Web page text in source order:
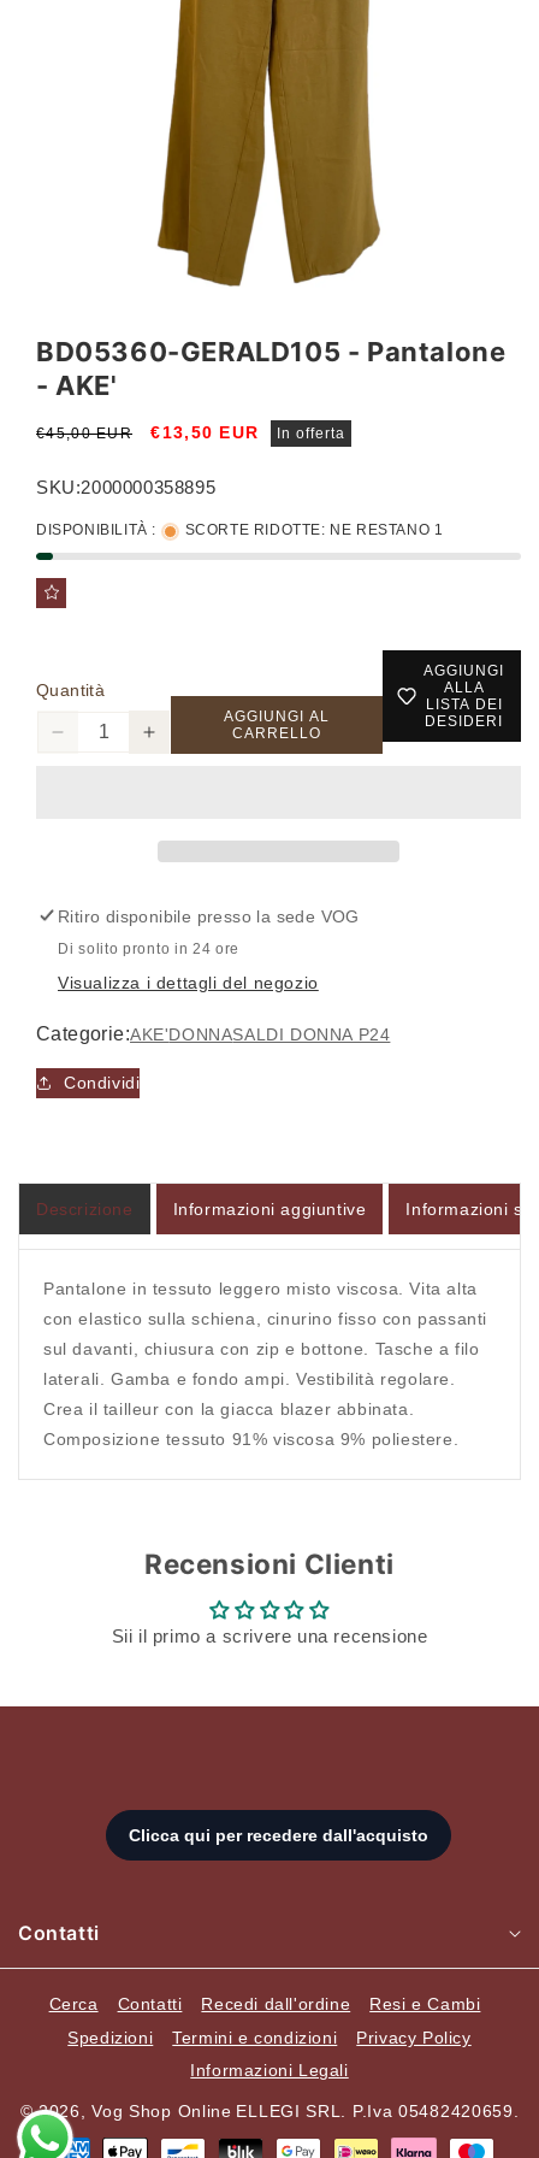
multimediali
1
finestra
BD05360-GERALD105 - Pantalone
- AKE'
Prezzo
listino
€45,00 EUR
Prezzo
€13,50 EUR In offerta
SKU:2000000358895
DISPONIBILITÀ : SCORTE RIDOTTE: NE RESTANO 1
Quantità
Diminuisci
GERALD105
-
AKE&#39;
Aumenta
GERALD105
-
AKE&#39;
AGGIUNGI AL
CARRELLO
AGGIUNGI
ALLA
LISTA DEI
DESIDERI
Ritiro disponibile presso la sede VOG
Di solito pronto in 24 ore
Visualizza i dettagli del negozio
Categorie:AKE'DONNASALDI DONNA P24
Condividi
Descrizione Informazioni aggiuntive Informazioni
Pantalone in tessuto leggero misto viscosa. Vita alta
con elastico sulla schiena, cinurino fisso con passanti
sul davanti, chiusura con zip e bottone. Tasche a filo
laterali. Gamba e fondo ampi. Vestibilità regolare.
Crea il tailleur con la giacca blazer abbinata.
Composizione tessuto 91% viscosa 9% poliestere.
Recensioni Clienti
Sii il primo a scrivere una recensione
Contatti
Cerca Contatti Recedi dall'ordine
Resi e Cambi
Spedizioni
Termini e condizioni
Privacy Policy
Informazioni Legali
© 2026,Vog Shop Online ELLEGI SRL. P.Iva 05482420659.
Metodi
Accesso richiesto
Accedi al tuo account per aggiungere prodotti alla
salvati in precedenza.
Login